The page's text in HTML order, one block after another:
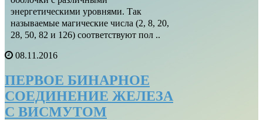
энергетическими уровнями. Так
называемые магические числа (2, 8, 20,
28, 50, 82 и 126) соответствуют пол ..
08.11.2016
ПЕРВОЕ БИНАРНОЕ
СОЕДИНЕНИЕ ЖЕЛЕЗА
С ВИСМУТОМ